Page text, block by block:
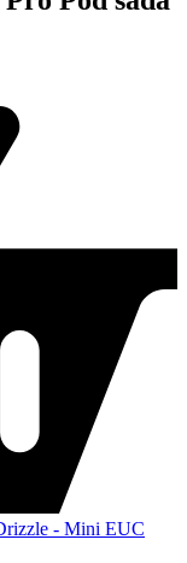
- Mini EUC